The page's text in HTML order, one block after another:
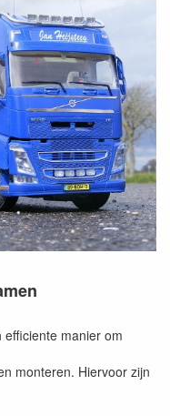
manier om
monteren. Hiervoor zijn